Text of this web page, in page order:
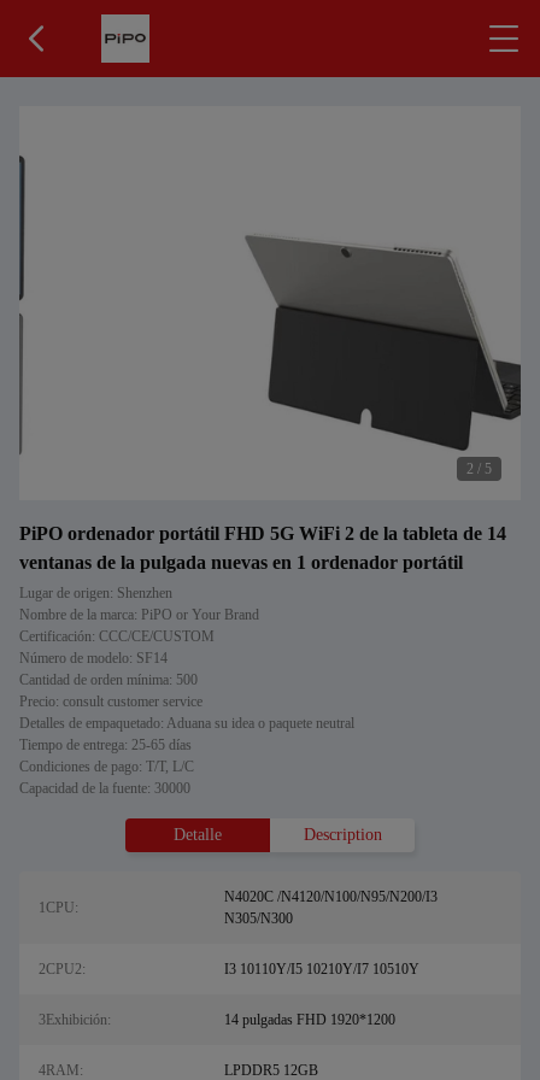
2 / 5
PiPO ordenador portátil FHD 5G WiFi 2 de la tableta de 14
ventanas de la pulgada nuevas en 1 ordenador portátil
Lugar de origen: Shenzhen
Nombre de la marca: PiPO or Your Brand
Certificación: CCC/CE/CUSTOM
Número de modelo: SF14
Cantidad de orden mínima: 500
Precio: consult customer service
Detalles de empaquetado: Aduana su idea o paquete neutral
Tiempo de entrega: 25-65 días
Condiciones de pago: T/T, L/C
Capacidad de la fuente: 30000
Detalle Description
1CPU:
N4020C /N4120/N100/N95/N200/I3
N305/N300
2CPU2: I3 10110Y/I5 10210Y/I7 10510Y
3Exhibición: 14 pulgadas FHD 1920*1200
4RAM: LPDDR5 12GB